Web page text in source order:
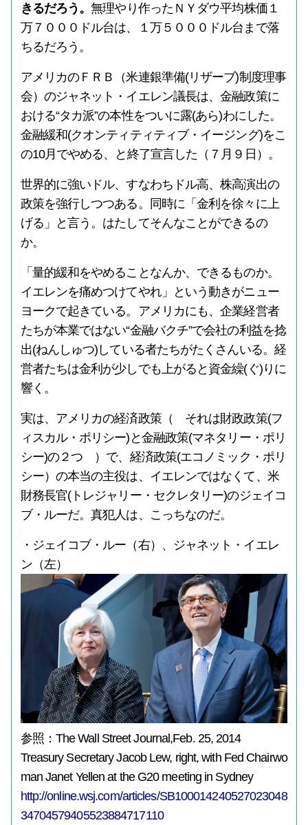
きるだろう。無理やり作ったＮＹダウ平均株価１
万７０００ドル台は、１万５０００ドル台まで落
ちるだろう。
アメリカのＦＲＢ（米連銀準備(リザーブ)制度理事
会）のジャネット・イエレン議長は、金融政策に
おける“タカ派”の本性をついに露(あら)わにした。
金融緩和(クオンティティティブ・イージング)をこ
の10月でやめる、と終了宣言した（７月９日）。
世界的に強いドル、すなわちドル高、株高演出の
政策を強行しつつある。同時に「金利を徐々に上
げる」と言う。はたしてそんなことができるの
か。
「量的緩和をやめることなんか、できるものか。
イエレンを痛めつけてやれ」という動きがニュー
ヨークで起きている。アメリカにも、企業経営者
たちが本業ではない“金融バクチ”で会社の利益を捻
出(ねんしゅつ)している者たちがたくさんいる。経
営者たちは金利が少しでも上がると資金繰(ぐ)りに
響く。
実は、アメリカの経済政策（ それは財政政策(フ
ィスカル・ポリシー)と金融政策(マネタリー・ポリ
シー)の２つ ）で、経済政策(エコノミック・ポリ
シー）の本当の主役は、イエレンではなくて、米
財務長官(トレジャリー・セクレタリー)のジェイコ
ブ・ルーだ。真犯人は、こっちなのだ。
・ジェイコブ・ルー（右）、ジャネット・イエレ
ン（左）
参照：The Wall Street Journal,Feb. 25, 2014
Treasury Secretary Jacob Lew, right, with Fed Chairwo
man Janet Yellen at the G20 meeting in Sydney
http://online.wsj.com/articles/SB100014240527023048
34704579405523884717110